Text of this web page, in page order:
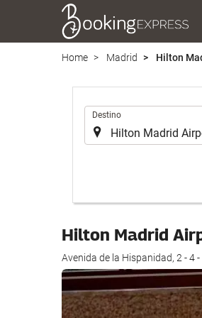
Home Madrid Hilton
Introduzca
lugar
el
realizar
búsqueda
de
su
alojamiento..
Destino
Hilton Madrid
Avenida de la Hispanidad, 2 - 4